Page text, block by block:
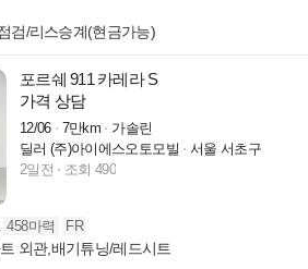
검/리스승계(현금가능)
포르쉐 911 카레라 S
가격 상담
12/06 7만km
가솔린
딜러 (주)아이에스오토모빌
서울 서초구
2일전
조회 490
458마력 FR
외관,배기튜닝/레드시트